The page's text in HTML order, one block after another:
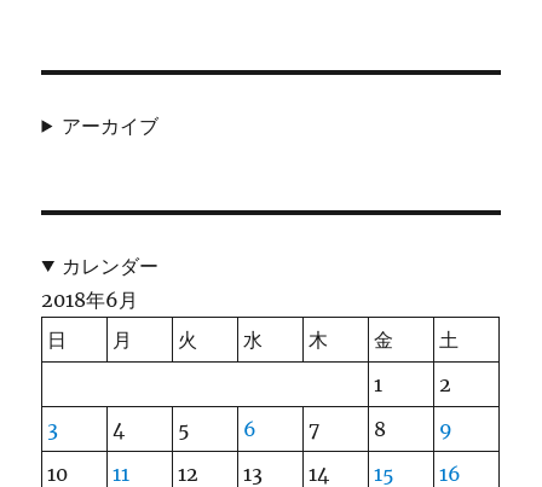
アーカイブ
カレンダー
2018年6月
日
月 火 水 木 金
土
1
2
3
4 5 6 7 8
9
10
11 12 13 14 15
16